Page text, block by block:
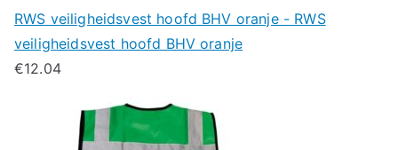
RWS veiligheidsvest hoofd BHV oranje - RWS
veiligheidsvest hoofd BHV oranje
€12.04